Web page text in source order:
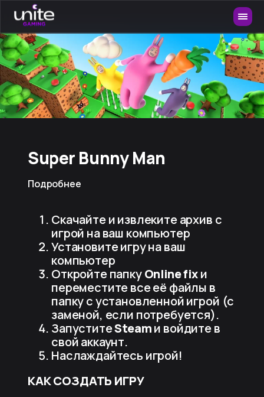
Super Bunny Man
Подробнее
Скачайте и извлеките архив с
игрой на ваш компьютер
Установите игру на ваш
компьютер
Откройте папкуOnline fixи
переместите все её файлы в
папку с установленной игрой (с
заменой, если потребуется).
ЗапуститеSteamи войдите в
свой аккаунт.
Наслаждайтесь игрой!
КАК СОЗДАТЬ ИГРУ